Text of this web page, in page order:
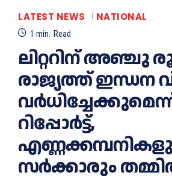
LATEST NEWS NATIONAL
1 min. Read
ലിറ്ററിന് അഞ്ചു
രാജ്യത്ത് ഇന്ധന
റിപ്പോര്‍ട്ട്,
സർക്കാരും